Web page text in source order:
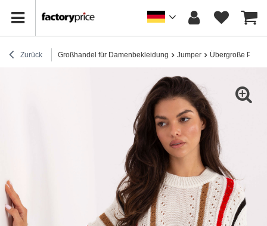
Zurück Großhandel für Damenbekleidung Jumper Übergroße